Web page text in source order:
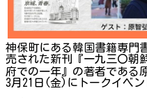
神保町にある韓国書籍専門
売された新刊『一九三〇
府での一年』の著者である
3月21日(金)にトークイベン